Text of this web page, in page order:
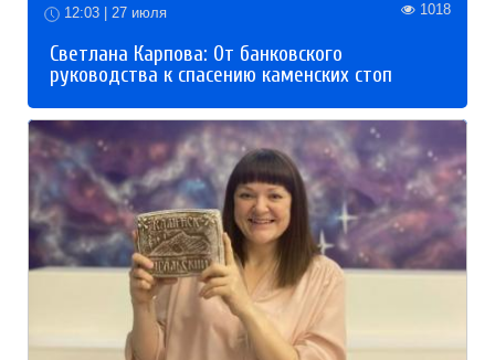
12:03 | 27 июля 1018
Светлана Карпова: От банковского
руководства к спасению каменских стоп